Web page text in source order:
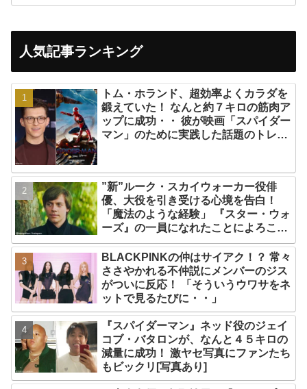
人気記事ランキング
トム・ホランド、超効率よくカラダを
鍛えていた！ なんと約７キロの筋肉ア
ップに成功・・ 彼が映画「スパイダー
マン」のために実践した話題のトレー
”新”ルーク・スカイウォーカー役俳
優、大役を引き受ける心境を告白！
「魔法のような経験」 『スター・ウォ
ーズ』の一員になれたことによろこび
爆発
BLACKPINKの仲はサイアク！？ 常々
ささやかれる不仲説にメンバーのジス
がついに反応！ 「そういうウワサをネ
ットで見るたびに・・」
『スパイダーマン』ネッド役のジェイ
コブ・バタロンが、なんと４５キロの
減量に成功！ 激ヤセ写真にファンたち
もビックリ[写真あり]